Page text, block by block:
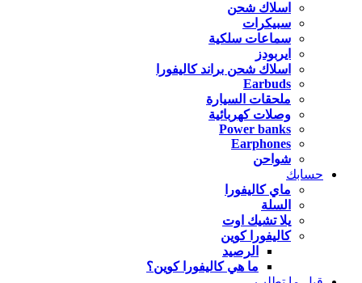
اسلاك شحن
سبيكرات
سماعات سلكية
ايربودز
اسلاك شحن براند كاليفورا
Earbuds
ملحقات السيارة
وصلات كهربائية
Power banks
Earphones
شواحن
حسابك
ماي كاليفورا
السلة
يلا تشيك اوت
كاليفورا كوين
الرصيد
ما هي كاليفورا كوين؟